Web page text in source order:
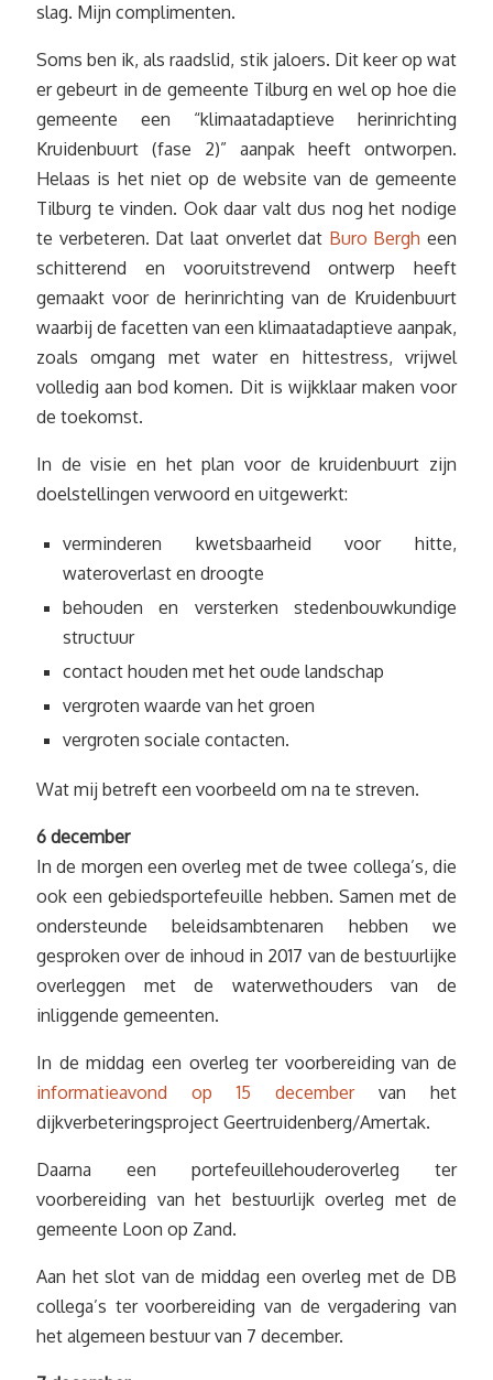
slag. Mijn complimenten.
Soms ben ik, als raadslid, stik jaloers. Dit keer op wat
er gebeurt in de gemeente Tilburg en wel op hoe die
gemeente een “klimaatadaptieve herinrichting
Kruidenbuurt (fase 2)” aanpak heeft ontworpen.
Helaas is het niet op de website van de gemeente
Tilburg te vinden. Ook daar valt dus nog het nodige
te verbeteren. Dat laat onverlet dat Buro Bergh een
schitterend en vooruitstrevend ontwerp heeft
gemaakt voor de herinrichting van de Kruidenbuurt
waarbij de facetten van een klimaatadaptieve aanpak,
zoals omgang met water en hittestress, vrijwel
volledig aan bod komen. Dit is wijkklaar maken voor
de toekomst.
In de visie en het plan voor de kruidenbuurt zijn
doelstellingen verwoord en uitgewerkt:
verminderen kwetsbaarheid voor hitte,
wateroverlast en droogte
behouden en versterken stedenbouwkundige
structuur
contact houden met het oude landschap
vergroten waarde van het groen
vergroten sociale contacten.
Wat mij betreft een voorbeeld om na te streven.
6 december
In de morgen een overleg met de twee collega’s, die
ook een gebiedsportefeuille hebben. Samen met de
ondersteunde beleidsambtenaren hebben we
gesproken over de inhoud in 2017 van de bestuurlijke
overleggen met de waterwethouders van de
inliggende gemeenten.
In de middag een overleg ter voorbereiding van de
informatieavond op 15 decembervan het
dijkverbeteringsproject Geertruidenberg/Amertak.
Daarna een portefeuillehouderoverleg ter
voorbereiding van het bestuurlijk overleg met de
gemeente Loon op Zand.
Aan het slot van de middag een overleg met de DB
collega’s ter voorbereiding van de vergadering van
het algemeen bestuur van 7 december.